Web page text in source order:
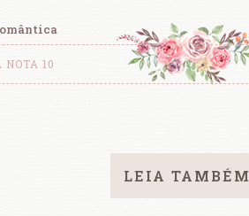
NOTA 10
LEIA TAMBÉM